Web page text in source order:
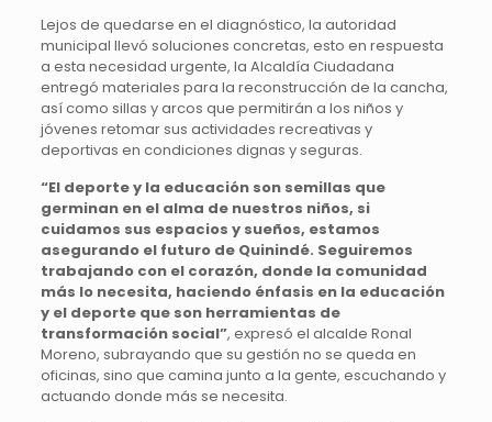
Lejos de quedarse en el diagnóstico, la autoridad
municipal llevó soluciones concretas, esto en respuesta
a esta necesidad urgente, la Alcaldía Ciudadana
entregó materiales para la reconstrucción de la cancha,
así como sillas y arcos que permitirán a los niños y
jóvenes retomar sus actividades recreativas y
deportivas en condiciones dignas y seguras.
“El deporte y la educación son semillas que
germinan en el alma de nuestros niños, si
cuidamos sus espacios y sueños, estamos
asegurando el futuro de Quinindé. Seguiremos
trabajando con el corazón, donde la comunidad
más lo necesita, haciendo énfasis en la educación
y el deporte que son herramientas de
transformación social”, expresó el alcalde Ronal
Moreno, subrayando que su gestión no se queda en
oficinas, sino que camina junto a la gente, escuchando y
actuando donde más se necesita.